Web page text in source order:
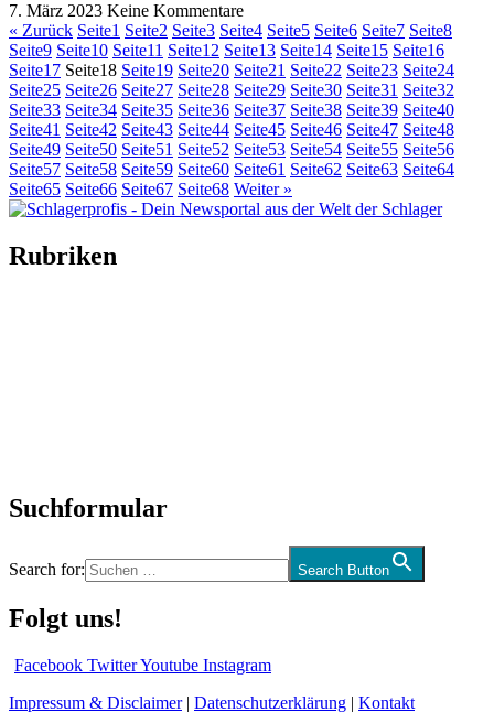
7. März 2023 Keine Kommentare
« Zurück Seite1 Seite2 Seite3 Seite4 Seite5 Seite6 Seite7 Seite8
Seite9 Seite10 Seite11 Seite12 Seite13 Seite14 Seite15 Seite16
Seite17 Seite18 Seite19 Seite20 Seite21 Seite22 Seite23 Seite24
Seite25 Seite26 Seite27 Seite28 Seite29 Seite30 Seite31 Seite32
Seite33 Seite34 Seite35 Seite36 Seite37 Seite38 Seite39 Seite40
Seite41 Seite42 Seite43 Seite44 Seite45 Seite46 Seite47 Seite48
Seite49 Seite50 Seite51 Seite52 Seite53 Seite54 Seite55 Seite56
Seite57 Seite58 Seite59 Seite60 Seite61 Seite62 Seite63 Seite64
Seite65 Seite66 Seite67 Seite68 Weiter »
Rubriken
Suchformular
Search for: Search Button
Folgt uns!
Facebook TwitterYoutube Instagram
Impressum & Disclaimer| Datenschutzerklärung | Kontakt